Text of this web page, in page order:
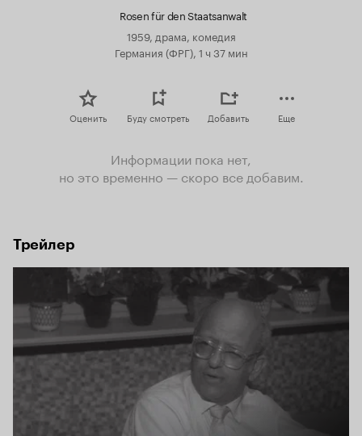
Rosen für den Staatsanwalt
1959, драма, комедия
Германия (ФРГ), 1 ч 37 мин
Оценить Буду смотреть Добавить Еще
Информации пока нет,
но это временно — скоро все добавим.
Трейлер